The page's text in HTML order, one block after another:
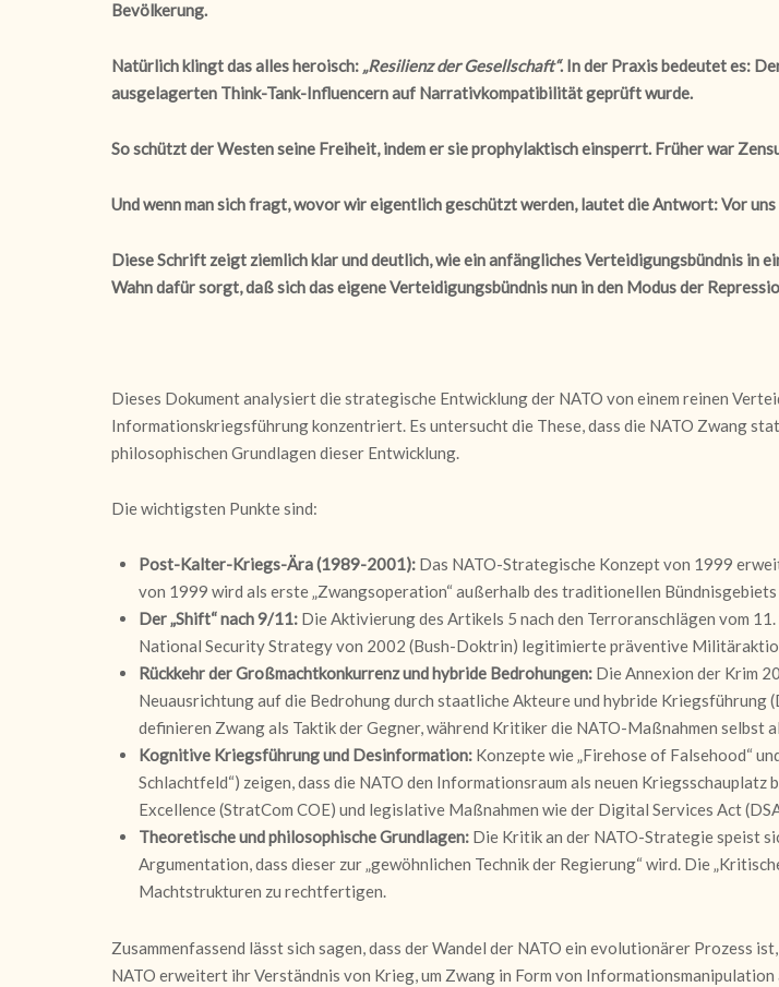
Bevölkerung.
Natürlich klingt das alles heroisch: „Resilienz der Gesellschaft“. In der Praxis bedeutet es:
ausgelagerten Think-Tank-Influencern auf Narrativkompatibilität geprüft wurde.
So schützt der Westen seine Freiheit, indem er sie prophylaktisch einsperrt. Früher war
Und wenn man sich fragt, wovor wir eigentlich geschützt werden, lautet die Antwort: Vor uns
Diese Schrift zeigt ziemlich klar und deutlich, wie ein anfängliches Verteidigungsbündnis
Wahn dafür sorgt, daß sich das eigene Verteidigungsbündnis nun in den Modus der
Dieses Dokument analysiert die strategische Entwicklung der NATO von einem reinen
Informationskriegsführung konzentriert. Es untersucht die These, dass die NATO Zwang
philosophischen Grundlagen dieser Entwicklung.
Die wichtigsten Punkte sind:
Post-Kalter-Kriegs-Ära (1989-2001): Das NATO-Strategische Konzept von 1999
von 1999 wird als erste „Zwangsoperation“ außerhalb des traditionellen
Der „Shift“ nach 9/11: Die Aktivierung des Artikels 5 nach den Terroranschlägen vom
National Security Strategy von 2002 (Bush-Doktrin) legitimierte präventive
Rückkehr der Großmachtkonkurrenz und hybride Bedrohungen: Die Annexion der Krim
Neuausrichtung auf die Bedrohung durch staatliche Akteure und hybride
definieren Zwang als Taktik der Gegner, während Kritiker die NATO-Maßnahmen selbst
Kognitive Kriegsführung und Desinformation: Konzepte wie „Firehose of Falsehood“
Schlachtfeld“) zeigen, dass die NATO den Informationsraum als neuen
Excellence (StratCom COE) und legislative Maßnahmen wie der Digital Services Act
Theoretische und philosophische Grundlagen: Die Kritik an der NATO-Strategie speist
Argumentation, dass dieser zur „gewöhnlichen Technik der Regierung“ wird. Die
Machtstrukturen zu rechtfertigen.
Zusammenfassend lässt sich sagen, dass der Wandel der NATO ein evolutionärer Prozess
NATO erweitert ihr Verständnis von Krieg, um Zwang in Form von